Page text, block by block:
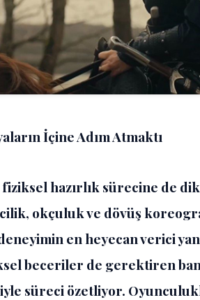
İçine Adım Atmaktı
hazırlık sürecine de
okçuluk ve dövüş
en heyecan verici
beceriler de gerektiren
süreci özetliyor.